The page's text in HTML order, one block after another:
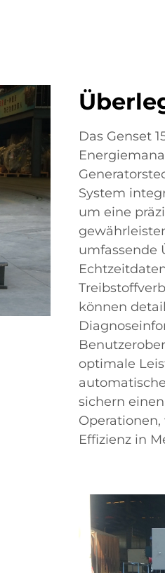
Das Genset
System
um eine
umfassende
können
optimale
sichern
Effizienz in